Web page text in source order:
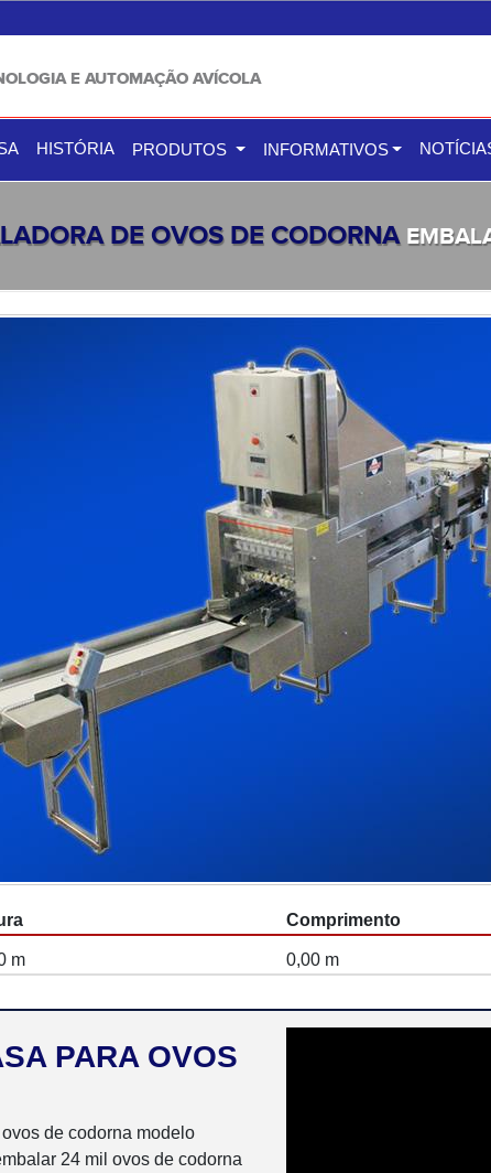
E AUTOMAÇÃO AVÍCOLA
HISTÓRIA PRODUTOS INFORMATIVOS
DE OVOS DE CODORNA
m
Comprimento
0,00 m
PARA OVOS
de codorna modelo
24 mil ovos de codorna